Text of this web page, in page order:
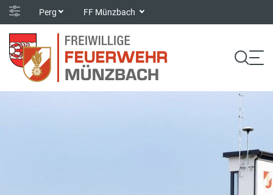
Perg FF Münzbach